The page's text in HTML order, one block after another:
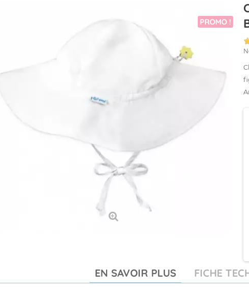
PROMO !
EN SAVOIR PLUS FICHE